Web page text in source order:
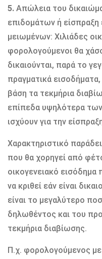
5. Απώλεια του
επιδομάτων ή
μειωμένων: Χιλιάδες
φορολογούμενοι θα
δικαιούνται, παρά το
πραγματικά
βάση τα τεκμήρια
επίπεδα υψηλότερα
ισχύουν για την
Χαρακτηριστικό
που θα χορηγεί από
οικογενειακό
να κριθεί εάν είναι
είναι το μεγαλύτερο
δηλωθέντος και του
τεκμήρια διαβίωσης.
Π.χ. φορολογούμενος